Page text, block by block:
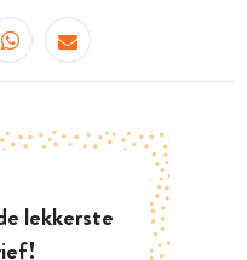
lekkerste